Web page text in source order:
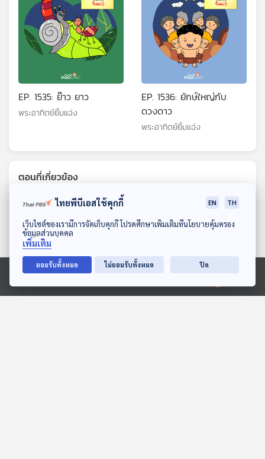
ดาวน์โหลด Thai PBS Podcast Application
Ⓒ 2020 องค์การกระจายเสียงและแพร่ภาพสาธารณะแห่งประเทศไทย
EP. 1535: ย๊าว ยาว
พระอาทิตย์ยิ้มแฉ่ง
EP. 1536: ยักษ์ใหญ่กับ
ดวงดาว
พระอาทิตย์ยิ้มแฉ่ง
ตอนที่เกี่ยวข้อง
ไทยพีบีเอสใช้คุกกี้ EN TH
เว็บไซต์ของเรามีการจัดเก็บคุกกี้ โปรดศึกษาเพิ่มเติมที่นโยบายคุ้มครอง
ข้อมูลส่วนบุคคล
เพิ่มเติม
ยอมรับทั้งหมด ไม่ยอมรับทั้งหมด ปิด